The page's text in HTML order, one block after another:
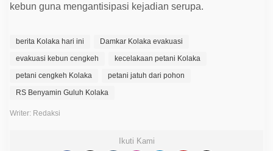
kebun guna mengantisipasi kejadian serupa.
berita Kolaka hari ini
Damkar Kolaka evakuasi
evakuasi kebun cengkeh
kecelakaan petani Kolaka
petani cengkeh Kolaka
petani jatuh dari pohon
RS Benyamin Guluh Kolaka
Writer: Redaksi
Ikuti Kami